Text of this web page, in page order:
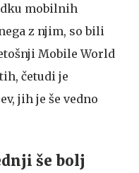
mobilnih
z njim, so bili
Mobile World
četudi je
jih je še vedno
še bolj